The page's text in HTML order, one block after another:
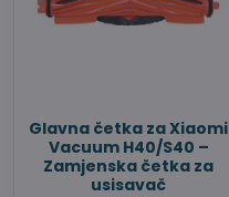
Glavna četka za Xiaomi
Vacuum H40/S40 –
Zamjenska četka za
usisavač